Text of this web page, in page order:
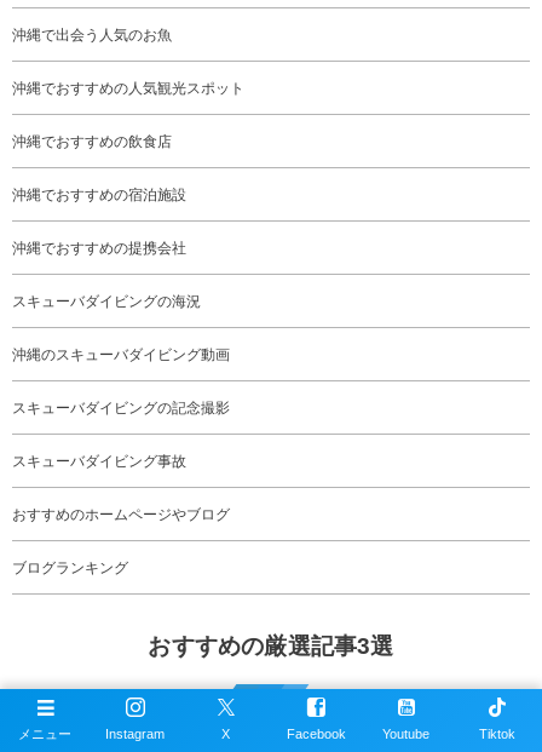
沖縄で出会う人気のお魚
沖縄でおすすめの人気観光スポット
沖縄でおすすめの飲食店
沖縄でおすすめの宿泊施設
沖縄でおすすめの提携会社
スキューバダイビングの海況
沖縄のスキューバダイビング動画
スキューバダイビングの記念撮影
スキューバダイビング事故
おすすめのホームページやブログ
ブログランキング
おすすめの厳選記事3選
メニュー Instagram X Facebook Youtube Tiktok